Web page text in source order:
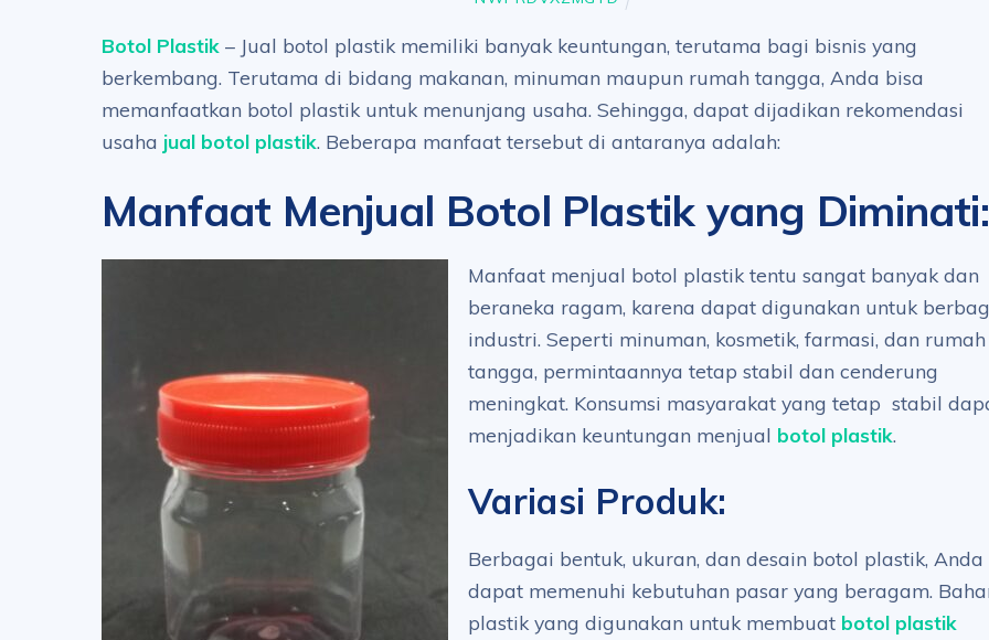
Botol Plastik – Jual botol plastik memiliki banyak keuntungan, terutama bagi bisnis yang
berkembang. Terutama di bidang makanan, minuman maupun rumah tangga, Anda bisa
memanfaatkan botol plastik untuk menunjang usaha. Sehingga, dapat dijadikan rekomendasi
usaha jual botol plastik. Beberapa manfaat tersebut di antaranya adalah:
Manfaat Menjual Botol Plastik yang Diminati:
Manfaat menjual botol plastik tentu sangat banyak dan
beraneka ragam, karena dapat digunakan untuk
industri. Seperti minuman, kosmetik, farmasi, dan rumah
tangga, permintaannya tetap stabil dan cenderung
meningkat. Konsumsi masyarakat yang tetap stabil
menjadikan keuntungan menjual botol plastik.
Variasi Produk:
Berbagai bentuk, ukuran, dan desain botol plastik, Anda
dapat memenuhi kebutuhan pasar yang beragam.
plastik yang digunakan untuk membuat botol plastik